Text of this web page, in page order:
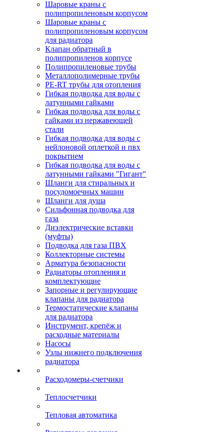
Шаровые краны с
полипропиленовым корпусом
Шаровые краны с
полипропиленовым корпусом
для радиатора
Клапан обратный в
полипропиленов корпусе
Полипропиленовые трубы
Металлополимерные трубы
PE-RT трубы для отопления
Гибкая подводка для воды с
латунными гайками
Гибкая подводка для воды с
гайками из нержавеющей
стали
Гибкая подводка для воды с
нейлоновой оплеткой и пвх
покрытием
Гибкая подводка для воды с
латунными гайками "Гигант"
Шланги для стиральных и
посудомоечных машин
Шланги для душа
Сильфонная подводка для
газа
Диэлектрические вставки
(муфты)
Подводка для газа ПВХ
Коллекторные системы
Арматура безопасности
Радиаторы отопления и
комплектующие
Запорные и регулирующие
клапаны для радиатора
Термостатические клапаны
для радиатора
Инструмент, крепёж и
расходные материалы
Насосы
Узлы нижнего подключения
радиатора
Расходомеры-счетчики
Теплосчетчики
Тепловая автоматика